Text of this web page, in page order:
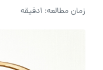
زمان مطالعه: 1دقیقه